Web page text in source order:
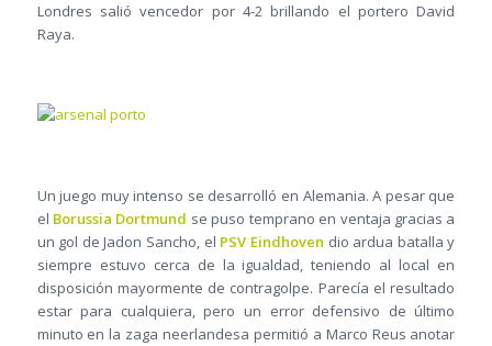
Londres salió vencedor por 4-2 brillando el portero David
Raya.
Un juego muy intenso se desarrolló en Alemania. A pesar que
el Borussia Dortmund se puso temprano en ventaja gracias a
un gol de Jadon Sancho, el PSV Eindhoven dio ardua batalla y
siempre estuvo cerca de la igualdad, teniendo al local en
disposición mayormente de contragolpe. Parecía el resultado
estar para cualquiera, pero un error defensivo de último
minuto en la zaga neerlandesa permitió a Marco Reus anotar